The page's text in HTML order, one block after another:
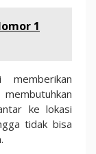
1
memberikan
ke lokasi
tidak bisa